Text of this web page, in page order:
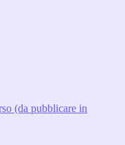
(da pubblicare in